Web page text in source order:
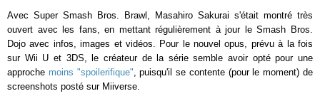
Avec Super Smash Bros. Brawl, Masahiro Sakurai s'était montré très
ouvert avec les fans, en mettant régulièrement à jour le Smash Bros.
Dojo avec infos, images et vidéos. Pour le nouvel opus, prévu à la fois
sur Wii U et 3DS, le créateur de la série semble avoir opté pour une
approche moins "spoilerifique", puisqu'il se contente (pour le moment) de
screenshots posté sur Miiverse.